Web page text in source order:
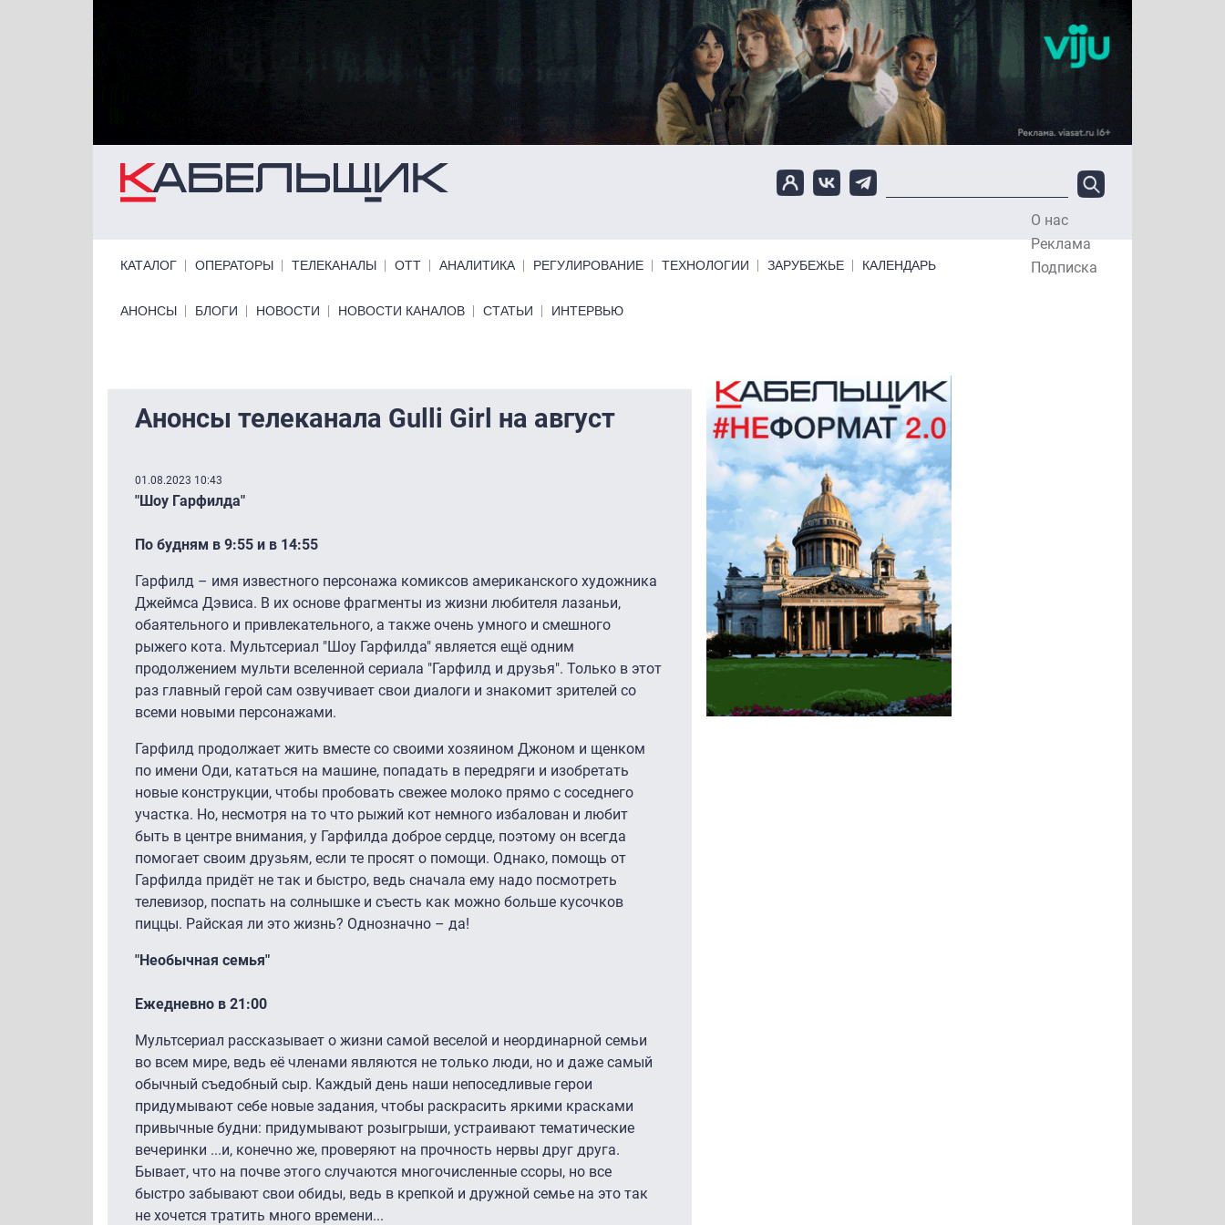
Перейти к основному содержанию
О нас
Реклама
Подписка
КАТАЛОГ ОПЕРАТОРЫ ТЕЛЕКАНАЛЫ ОТТ АНАЛИТИКА РЕГУЛИРОВАНИЕ ТЕХНОЛОГИИ ЗАРУБЕЖЬЕ КАЛЕНДАРЬ
Primary links bottom
АНОНСЫ БЛОГИ НОВОСТИ НОВОСТИ КАНАЛОВ СТАТЬИ ИНТЕРВЬЮ
Анонсы телеканала Gulli Girl на август
01.08.2023 10:43
"Шоу Гарфилда"
По будням в 9:55 и в 14:55
Гарфилд – имя известного персонажа комиксов американского художника
Джеймса Дэвиса. В их основе фрагменты из жизни любителя лазаньи,
обаятельного и привлекательного, а также очень умного и смешного
рыжего кота. Мультсериал "Шоу Гарфилда" является ещё одним
продолжением мульти вселенной сериала "Гарфилд и друзья". Только в этот
раз главный герой сам озвучивает свои диалоги и знакомит зрителей со
всеми новыми персонажами.
Гарфилд продолжает жить вместе со своими хозяином Джоном и щенком
по имени Оди, кататься на машине, попадать в передряги и изобретать
новые конструкции, чтобы пробовать свежее молоко прямо с соседнего
участка. Но, несмотря на то что рыжий кот немного избалован и любит
быть в центре внимания, у Гарфилда доброе сердце, поэтому он всегда
помогает своим друзьям, если те просят о помощи. Однако, помощь от
Гарфилда придёт не так и быстро, ведь сначала ему надо посмотреть
телевизор, поспать на солнышке и съесть как можно больше кусочков
пиццы. Райская ли это жизнь? Однозначно – да!
"Необычная семья"
Ежедневно в 21:00
Мультсериал рассказывает о жизни самой веселой и неординарной семьи
во всем мире, ведь её членами являются не только люди, но и даже самый
обычный съедобный сыр. Каждый день наши непоседливые герои
придумывают себе новые задания, чтобы раскрасить яркими красками
привычные будни: придумывают розыгрыши, устраивают тематические
вечеринки ...и, конечно же, проверяют на прочность нервы друг друга.
Бывает, что на почве этого случаются многочисленные ссоры, но все
быстро забывают свои обиды, ведь в крепкой и дружной семье на это так
не хочется тратить много времени...